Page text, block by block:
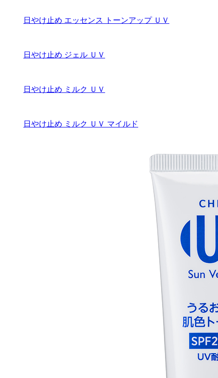
日やけ止め エッセンス トーンアップ ＵＶ
日やけ止め ジェル ＵＶ
日やけ止め ミルク ＵＶ
日やけ止め ミルク ＵＶ マイルド